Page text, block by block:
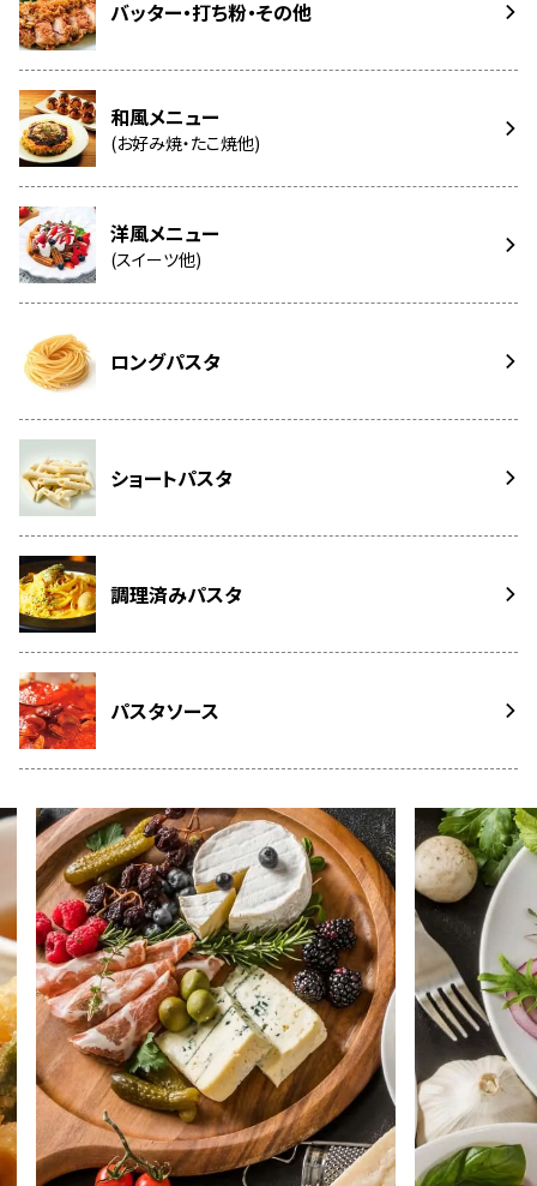
バッター・打ち粉・その他
和風メニュー
(お好み焼・たこ焼他)
洋風メニュー
(スイーツ他)
ロングパスタ
ショートパスタ
調理済みパスタ
パスタソース